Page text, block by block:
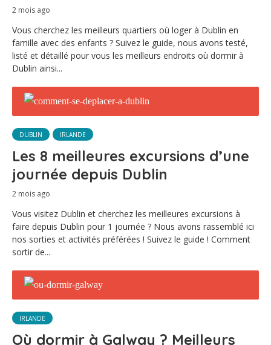
2 mois ago
Vous cherchez les meilleurs quartiers où loger à Dublin en
famille avec des enfants ? Suivez le guide, nous avons testé,
listé et détaillé pour vous les meilleurs endroits où dormir à
Dublin ainsi...
DUBLIN IRLANDE
Les 8 meilleures excursions d’une
journée depuis Dublin
2 mois ago
Vous visitez Dublin et cherchez les meilleures excursions à
faire depuis Dublin pour 1 journée ? Nous avons rassemblé ici
nos sorties et activités préférées ! Suivez le guide ! Comment
sortir de...
IRLANDE
Où dormir à Galway ? Meilleurs